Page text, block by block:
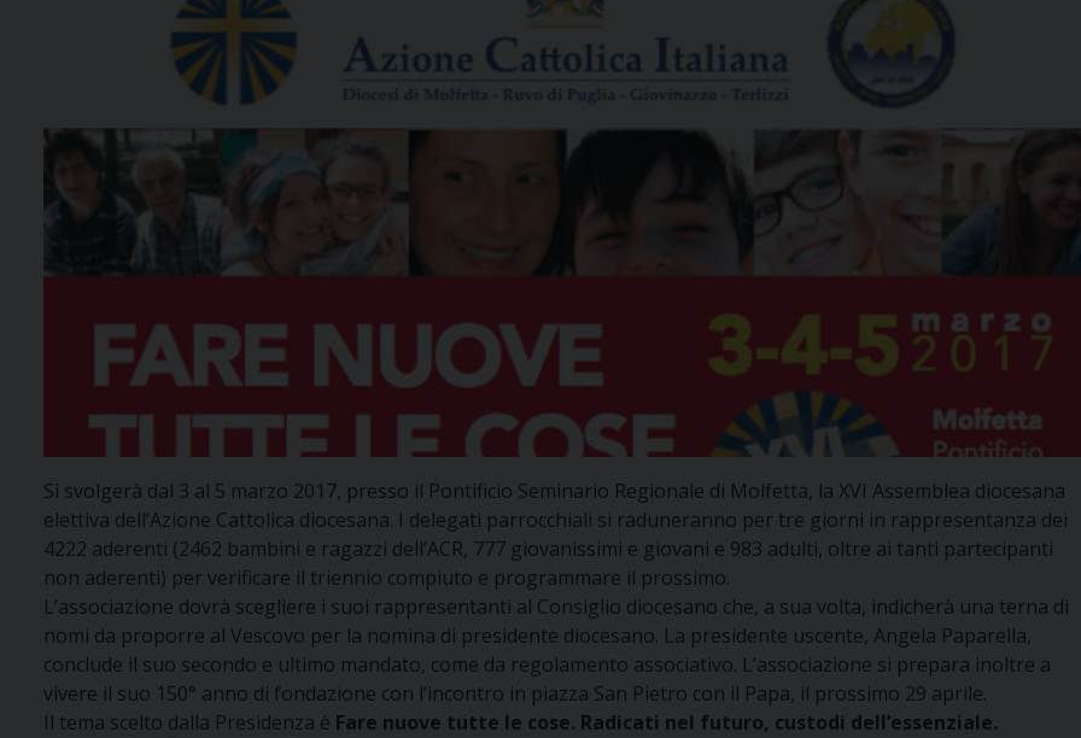
Si svolgerà dal 3 al 5 marzo 2017, presso il Pontificio Seminario Regionale di Molfetta, la XVI Assemblea diocesana
elettiva dell’Azione Cattolica diocesana. I delegati parrocchiali si raduneranno per tre giorni in rappresentanza dei
4222 aderenti (2462 bambini e ragazzi dell’ACR, 777 giovanissimi e giovani e 983 adulti, oltre ai tanti partecipanti
non aderenti) per verificare il triennio compiuto e programmare il prossimo.
L’associazione dovrà scegliere i suoi rappresentanti al Consiglio diocesano che, a sua volta, indicherà una terna di
nomi da proporre al Vescovo per la nomina di presidente diocesano. La presidente uscente, Angela Paparella,
conclude il suo secondo e ultimo mandato, come da regolamento associativo. L’associazione si prepara inoltre a
vivere il suo 150° anno di fondazione con l’incontro in piazza San Pietro con il Papa, il prossimo 29 aprile.
Il tema scelto dalla Presidenza è Fare nuove tutte le cose. Radicati nel futuro, custodi dell’essenziale.